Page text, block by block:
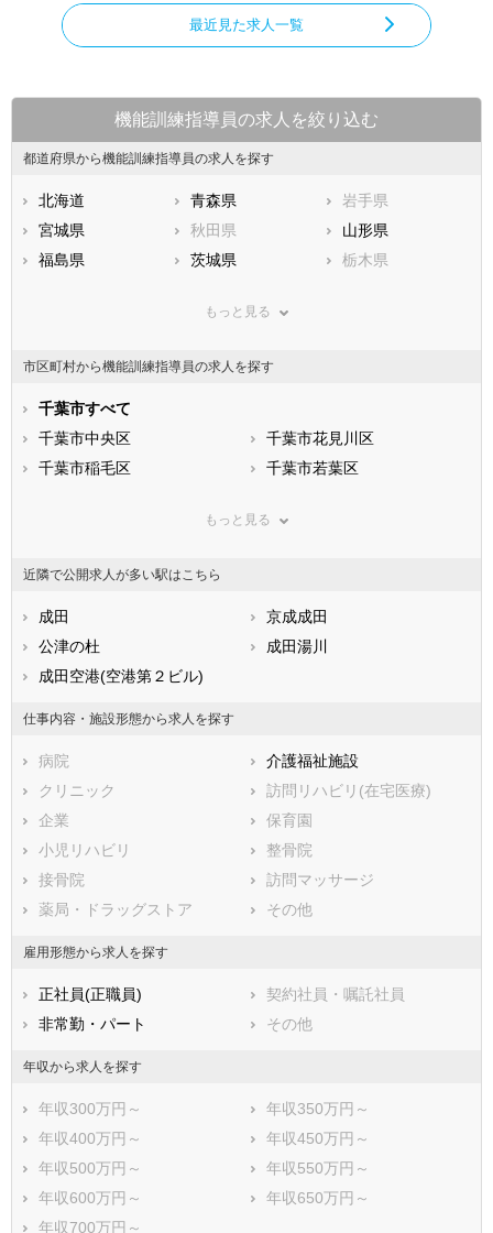
最近見た求人一覧
機能訓練指導員の求人を絞り込む
都道府県から機能訓練指導員の求人を探す
北海道 青森県
岩手県
宮城県
秋田県
山形県
福島県
茨城県
栃木県
神奈川県
石川県
福井県
静岡県
滋賀県
大阪府
兵庫県
和歌山県
山口県
福岡県
佐賀県
熊本県
鹿児島県
もっと見る
市区町村から機能訓練指導員の求人を探す
千葉市すべて
千葉市中央区
千葉市花見川区
千葉市稲毛区
千葉市若葉区
船橋市
木更津市
松戸市
野田市
茂原市
成田市
勝浦市
市原市
流山市
八千代市
我孫子市
鴨川市
鎌ケ谷市
君津市
富津市
浦安市
四街道市
袖ケ浦市
八街市
南房総市
匝瑳市
香取市
山武市
いすみ市
香取郡神崎町
香取郡多古町
香取郡東庄町
山武郡九十九里町
山武郡芝山町
山武郡横芝光町
長生郡一宮町
長生郡睦沢町
もっと見る
近隣で公開求人が多い駅はこちら
成田
京成成田
公津の杜
成田湯川
成田空港(空港第２ビル)
仕事内容・施設形態から求人を探す
病院
介護福祉施設
クリニック
訪問リハビリ(在宅医療)
企業
保育園
小児リハビリ
整骨院
接骨院
訪問マッサージ
薬局・ドラッグストア
その他
雇用形態から求人を探す
正社員(正職員)
契約社員・嘱託社員
非常勤・パート
その他
年収から求人を探す
年収300万円～
年収350万円～
年収400万円～
年収450万円～
年収500万円～
年収550万円～
年収600万円～
年収650万円～
年収700万円～